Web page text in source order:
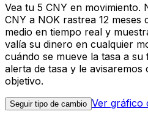
Vea tu 5 CNY en
CNY a NOK rastrea 12 meses
medio en tiempo real y
valía su dinero en cualquier
cuándo se mueve la tasa a
alerta de tasa y le avisaremos
objetivo.
Seguir tipo de cambio Ver gráfico